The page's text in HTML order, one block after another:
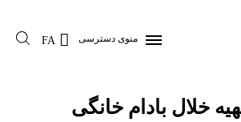
منوی دسترسی FA
خلال بادام خانگی